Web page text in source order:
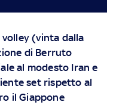
(vinta dalla
di Berruto
al modesto Iran e
set rispetto al
il Giappone